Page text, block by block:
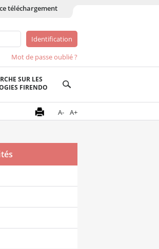
téléchargement
Mot de passe oublié ?
SUR LES
FIRENDO
A- A+